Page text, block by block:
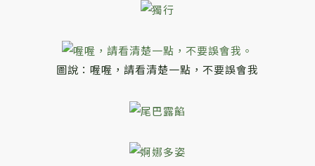
圖說：喔喔，請看清楚一點，不要誤會我